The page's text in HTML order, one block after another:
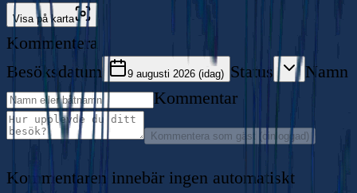
Visa på karta
Kommentera
Besöksdatum
9 augusti 2026 (idag) Status
Namn
Kommentar
Kommentera som gäst (oinloggad)
Kommentaren innebär ingen automatiskt